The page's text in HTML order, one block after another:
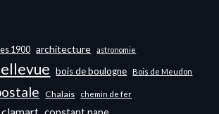
1900 architecture astronomie
bois de boulogne Bois de Meudon
Chalais chemin de fer